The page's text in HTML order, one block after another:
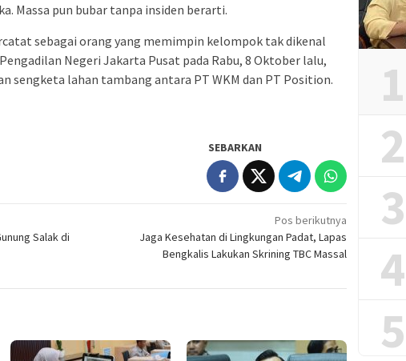
Massa pun bubar tanpa insiden berarti.
sebagai orang yang memimpin kelompok tak dikenal
Negeri Jakarta Pusat pada Rabu, 8 Oktober lalu,
sengketa lahan tambang antara PT WKM dan PT Position.
SEBARKAN
Salak di
Pos berikutnya
Jaga Kesehatan di Lingkungan Padat, Lapas
Bengkalis Lakukan Skrining TBC Massal
1
2
3
4
5